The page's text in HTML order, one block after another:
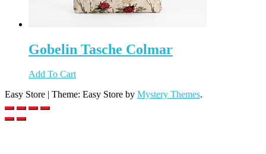
Gobelin Tasche Colmar
Add To Cart
Easy Store | Theme: Easy Store by Mystery Themes.